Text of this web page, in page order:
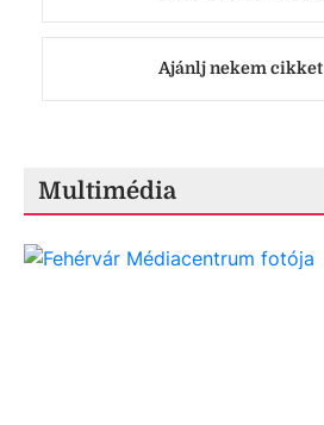
Ajánlj nekem cikket
Multimédia